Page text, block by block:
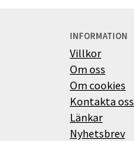
INFORMATION
Villkor
Om oss
Om cookies
Kontakta oss
Länkar
Nyhetsbrev